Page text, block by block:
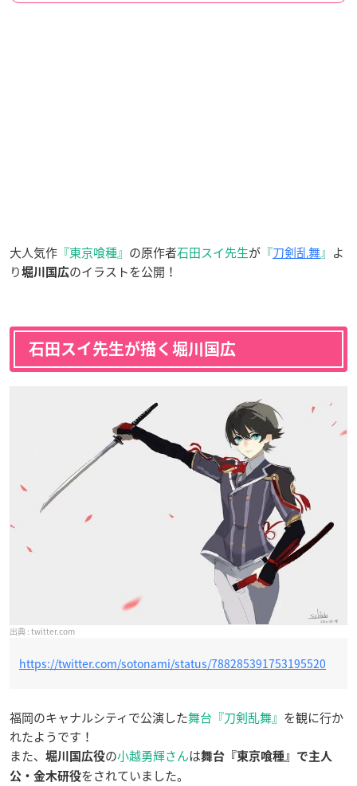
大人気作 『東京喰種』 の原作者石田スイ先生が 『刀剣乱舞』 よ
り 堀川国広のイラストを公開！
石田スイ先生が描く堀川国広
twitter.com
https://twitter.com/sotonami/status/788285391753195520
福岡のキャナルシティで公演した舞台『刀剣乱舞』 を観に行か
れたようです！
また、
堀川国広役の小越勇輝さんは舞台『東京喰種』 で主人
公 ・ 金木研役をされていました。